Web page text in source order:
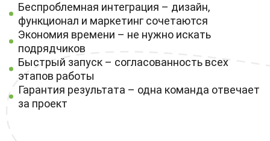
Беспроблемная интеграция – дизайн,
функционал и маркетинг сочетаются
Экономия времени – не нужно искать
подрядчиков
Быстрый запуск – согласованность всех
этапов работы
Гарантия результата – одна команда отвечает
за проект